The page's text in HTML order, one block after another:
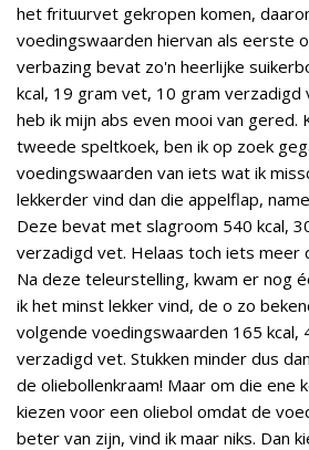
het frituurvet gekropen komen,
voedingswaarden hiervan als eerste
verbazing bevat zo'n heerlijke
kcal, 19 gram vet, 10 gram verzadigd
heb ik mijn abs even mooi van gered.
tweede speltkoek, ben ik op zoek
voedingswaarden van iets wat ik
lekkerder vind dan die appelflap,
Deze bevat met slagroom 540 kcal,
verzadigd vet. Helaas toch iets meer
Na deze teleurstelling, kwam er nog
ik het minst lekker vind, de o zo
volgende voedingswaarden 165 kcal,
verzadigd vet. Stukken minder dus
de oliebollenkraam! Maar om die ene
kiezen voor een oliebol omdat de
beter van zijn, vind ik maar niks. Dan